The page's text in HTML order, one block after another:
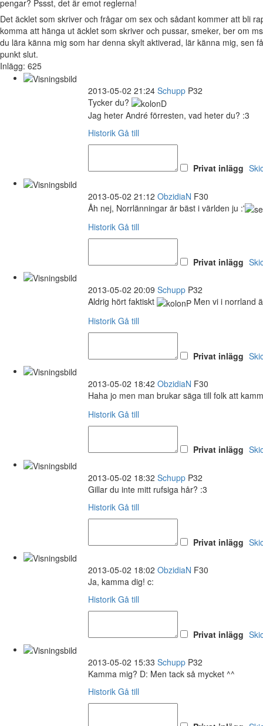
pengar? Pssst, det är emot reglerna!
Det äcklet som skriver och frågar om sex och sådant kommer att bli
komma att hänga ut äcklet som skriver och pussar, smeker, ber om
du lära känna mig som har denna skylt aktiverad, lär känna mig,
punkt slut.
Inlägg: 625
2013-05-02 21:24 Schupp P32
Tycker du?
Jag heter André förresten, vad heter du? :3
Historik Gå till
Privat inlägg
2013-05-02 21:12 ObzidiaN F30
Åh nej, Norrlänningar är bäst i världen ju :'
Historik Gå till
Privat inlägg
2013-05-02 20:09 Schupp P32
Aldrig hört faktiskt
Men vi i norrland
Historik Gå till
Privat inlägg
2013-05-02 18:42 ObzidiaN F30
Haha jo men man brukar säga till folk att
Historik Gå till
Privat inlägg
2013-05-02 18:32 Schupp P32
Gillar du inte mitt rufsiga hår? :3
Historik Gå till
Privat inlägg
2013-05-02 18:02 ObzidiaN F30
Ja, kamma dig! c:
Historik Gå till
Privat inlägg
2013-05-02 15:33 Schupp P32
Kamma mig? D: Men tack så mycket ^^
Historik Gå till